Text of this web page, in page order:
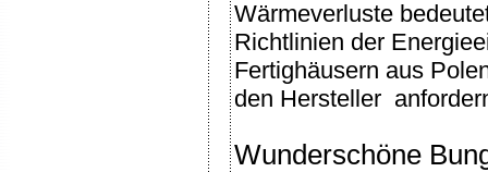
Wärmeverluste
Richtlinien der
Fertighäusern aus
den Hersteller
Wunderschöne